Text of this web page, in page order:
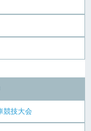
競技大会